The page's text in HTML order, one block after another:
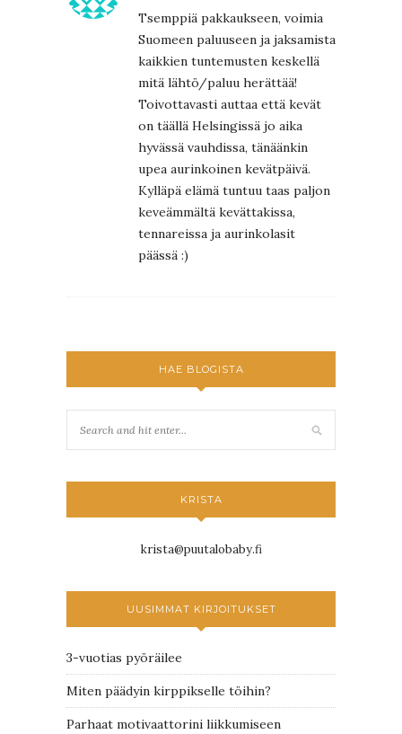
Tsemppiä pakkaukseen, voimia
Suomeen paluuseen ja jaksamista
kaikkien tuntemusten keskellä
mitä lähtö/paluu herättää!
Toivottavasti auttaa että kevät
on täällä Helsingissä jo aika
hyvässä vauhdissa, tänäänkin
upea aurinkoinen kevätpäivä.
Kylläpä elämä tuntuu taas paljon
keveämmältä kevättakissa,
tennareissa ja aurinkolasit
päässä :)
HAE BLOGISTA
KRISTA
krista@puutalobaby.fi
UUSIMMAT KIRJOITUKSET
3-vuotias pyöräilee
Miten päädyin kirppikselle töihin?
Parhaat motivaattorini liikkumiseen